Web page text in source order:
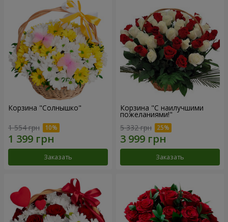
Корзина "Солнышко"
1 554 грн
Заказать
Корзина "С наилучшими
пожеланиями!"
5 332 грн
Заказать